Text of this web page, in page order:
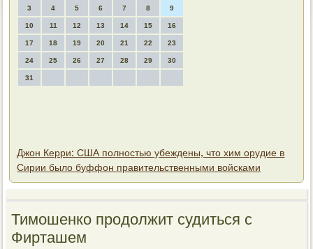
3 4 5 6 7 8 9
10 11 12 13 14 15 16
17 18 19 20 21 22 23
24 25 26 27 28 29 30
31
Джон Керри: США полностью убеждены, что хим орудие в
Сирии было буффон правительственными войсками
Тимошенко продοлжит судиться с
Фирташем